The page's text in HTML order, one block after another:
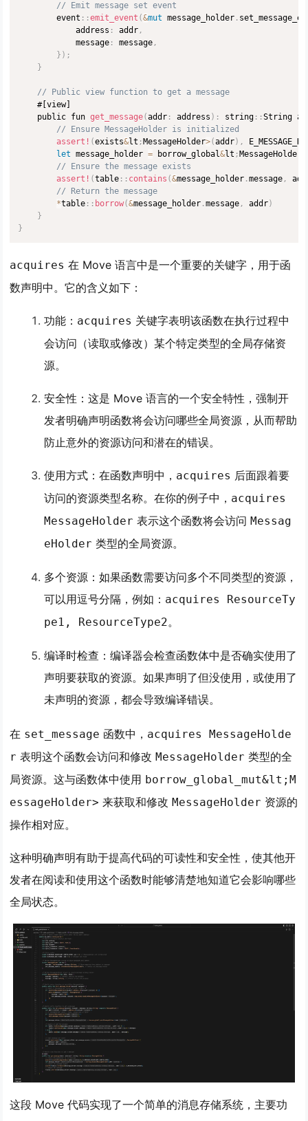
// Emit message set event
        event
: :emit_event (&mut message_holder .
            address
: addr ,
            message
: message ,
} ) ;
}
// Public view function to get a message
#[view]
    public fun
get_message(addr : address ) : string : :String
// Ensure MessageHolder is initialized
assert! (exists&lt ; MessageHolder>(addr) ,
let message_holder = borrow_global&lt ; MessageHolder
// Ensure the message exists
assert! (table : : contains (&message_holder .message ,
// Return the message
*table : : borrow(&message_holder .message , addr)
}
}
acquires 在 Move 语言中是一个重要的关键字，用于函
数声明中。它的含义如下：
功能： acquires 关键字表明该函数在执行过程中
会访问（读取或修改）某个特定类型的全局存储资
源。
安全性：这是 Move 语言的一个安全特性，强制开
发者明确声明函数将会访问哪些全局资源，从而帮助
防止意外的资源访问和潜在的错误。
使用方式：在函数声明中， acquires 后面跟着要
访问的资源类型名称。在你的例子中， acquires
MessageHolder 表示这个函数将会访问Messag
eHolder 类型的全局资源。
多个资源：如果函数需要访问多个不同类型的资源，
可以用逗号分隔，例如： acquires ResourceTy
pe1, ResourceType2。
编译时检查：编译器会检查函数体中是否确实使用了
声明要获取的资源。如果声明了但没使用，或使用了
未声明的资源，都会导致编译错误。
在 set_message 函数中， acquires MessageHolde
r 表明这个函数会访问和修改MessageHolder 类型的全
局资源。这与函数体中使用 borrow_global_mut&lt;M
essageHolder> 来获取和修改MessageHolder 资源的
操作相对应。
这种明确声明有助于提高代码的可读性和安全性，使其他开
发者在阅读和使用这个函数时能够清楚地知道它会影响哪些
全局状态。
这段 Move 代码实现了一个简单的消息存储系统，主要功